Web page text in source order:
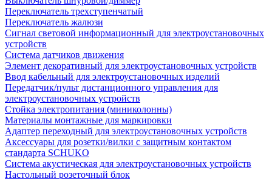
Переключатель трехступенчатый
Переключатель жалюзи
Сигнал световой информационный для электроустановочных
устройств
Система датчиков движения
Элемент декоративный для электроустановочных устройств
Ввод кабельный для электроустановочных изделий
Передатчик/пульт дистанционного управления для
электроустановочных устройств
Стойка электропитания (миниколонны)
Материалы монтажные для маркировки
Адаптер переходный для электроустановочных устройств
Аксессуары для розетки/вилки с защитным контактом
стандарта SCHUKO
Система акустическая для электроустановочных устройств
Настольный розеточный блок